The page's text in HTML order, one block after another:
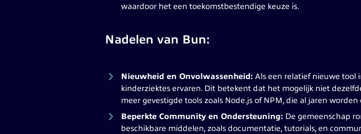
waardoor het een toekomstbestendige keuze is.
Nadelen van Bun:
Nieuwheid en Onvolwassenheid: Als een relatief nieuwe tool
kinderziektes ervaren. Dit betekent dat het mogelijk niet
meer gevestigde tools zoals Node.js of NPM, die al jaren
Beperkte Community en Ondersteuning: De gemeenschap
beschikbare middelen, zoals documentatie, tutorials, en